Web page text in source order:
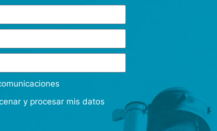
y procesar mis datos